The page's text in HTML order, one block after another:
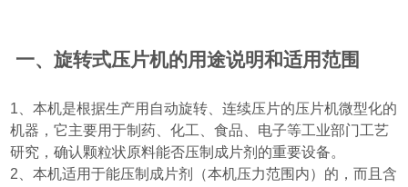
一、旋转式压片机的用途说明和适用范围
1 、本机是根据生产用自动旋转、连续压片的压片机微型化的
机器，它主要用于制药、化工、食品、电子等工业部门工艺
研究，确认颗粒状原料能否压制成片剂的重要设备。
2 、本机适用于能压制成片剂 （本机压力范围内） 的，而且含